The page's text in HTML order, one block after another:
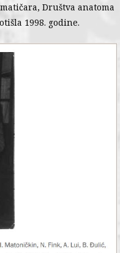
Društva anatoma
1998. godine.